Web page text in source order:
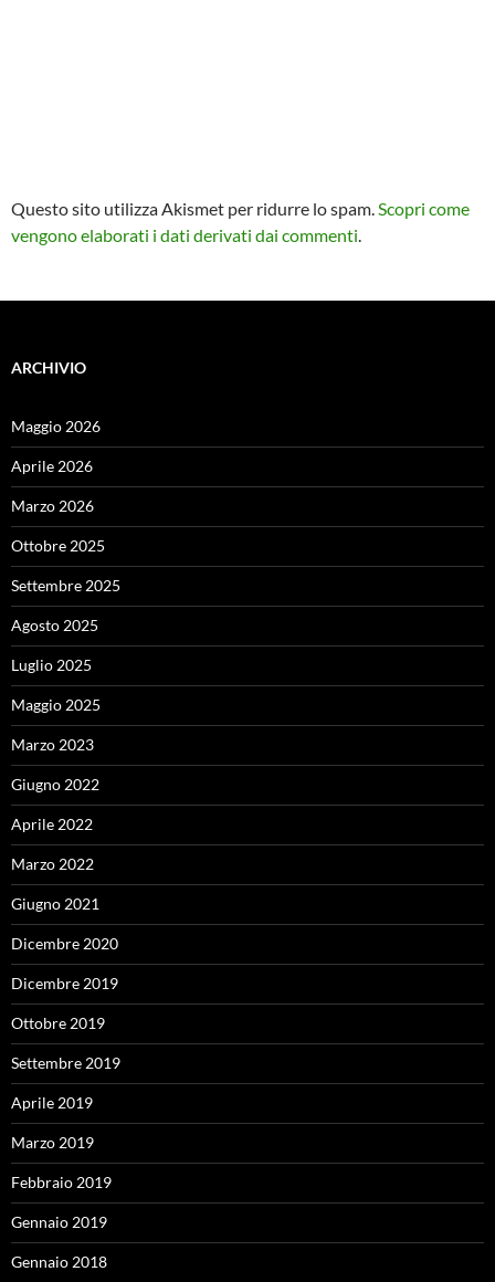
Questo sito utilizza Akismet per ridurre lo spam.Scopri come
vengono elaborati i dati derivati dai commenti.
ARCHIVIO
Maggio 2026
Aprile 2026
Marzo 2026
Ottobre 2025
Settembre 2025
Agosto 2025
Luglio 2025
Maggio 2025
Marzo 2023
Giugno 2022
Aprile 2022
Marzo 2022
Giugno 2021
Dicembre 2020
Dicembre 2019
Ottobre 2019
Settembre 2019
Aprile 2019
Marzo 2019
Febbraio 2019
Gennaio 2019
Gennaio 2018